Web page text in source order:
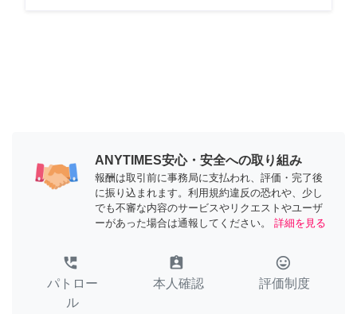
ANYTIMES安心・安全への取り組み
報酬は取引前に事務局に支払われ、評価・完了後
に振り込まれます。利用規約違反の恐れや、少し
でも不審な内容のサービスやリクエストやユーザ
ーがあった場合は通報してください。
詳細を見る
perm_phone_msg
パトロー
ル
assignment_ind
本人確認
tag_faces
評価制度